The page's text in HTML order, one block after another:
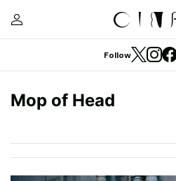
Follow
Mop of Head